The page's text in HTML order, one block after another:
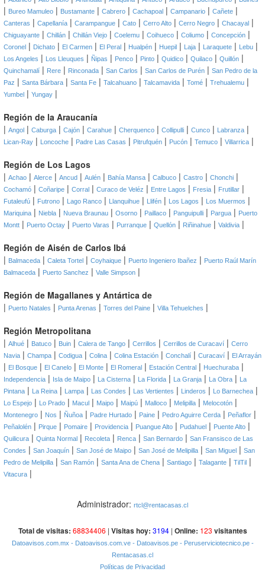
| Bureo Mamuleo | Bustamante | Cabrero | Cachapoal | Campanario | Cañete |
Canteras | Capellanía | Carampangue | Cato | Cerro Alto | Cerro Negro | Chacayal |
Chiguayante | Chillán | Chillán Viejo | Coelemu | Coihueco | Coliumo | Concepción |
Coronel | Dichato | El Carmen | El Peral | Hualpén | Huepil | Laja | Laraquete | Lebu |
Los Angeles | Los Lleuques | Ñipas | Penco | Pinto | Quidico | Quilaco | Quillón |
Quinchamalí | Rere | Rinconada | San Carlos | San Carlos de Purén | San Pedro de la
Paz | Santa Bárbara | Santa Fe | Talcahuano | Talcamavida | Tomé | Trehualemu |
Yumbel | Yungay |
Región de la Araucanía
| Angol | Caburga | Cajón | Carahue | Cherquenco | Collipulli | Cunco | Labranza |
Lican-Ray | Loncoche | Padre Las Casas | Pitrufquén | Pucón | Temuco | Villarrica |
Región de Los Lagos
| Achao | Alerce | Ancud | Aulén | Bahía Mansa | Calbuco | Castro | Chonchi |
Cochamó | Coñaripe | Corral | Curaco de Veléz | Entre Lagos | Fresia | Frutillar |
Futaleufú | Futrono | Lago Ranco | Llanquihue | Llifén | Los Lagos | Los Muermos |
Mariquina | Niebla | Nueva Braunau | Osorno | Paillaco | Panguipulli | Pargua | Puerto
Montt | Puerto Octay | Puerto Varas | Purranque | Quellón | Riñinahue | Valdivia |
Región de Aisén de Carlos Ibá
| Balmaceda | Caleta Tortel | Coyhaique | Puerto Ingeniero Ibañez | Puerto Raúl Marín
Balmaceda | Puerto Sanchez | Valle Simpson |
Región de Magallanes y Antártica de
| Puerto Natales | Punta Arenas | Torres del Paine | Villa Tehuelches |
Región Metropolitana
| Alhué | Batuco | Buin | Calera de Tango | Cerrillos | Cerrillos de Curacaví | Cerro
Navia | Champa | Codigua | Colina | Colina Estación | Conchalí | Curacaví | El Arrayán
| El Bosque | El Canelo | El Monte | El Romeral | Estación Central | Huechuraba |
Independencia | Isla de Maipo | La Cisterna | La Florida | La Granja | La Obra |
La
Pintana | La Reina | Lampa | Las Condes | Las Vertientes | Linderos | Lo Barnechea |
Lo Espejo | Lo Prado | Macul | Maipo | Maipú | Malloco | Melipilla | Melocotón |
Montenegro | Nos | Ñuñoa | Padre Hurtado | Paine | Pedro Aguirre Cerda | Peñaflor |
Peñalolén | Pirque | Pomaire | Providencia | Puangue Alto | Pudahuel | Puente Alto |
Quilicura | Quinta Normal | Recoleta | Renca | San Bernardo | San Fransisco de Las
Condes | San Joaquín | San José de Maipo | San José de Melipilla | San Miguel | San
Pedro de Melipilla | San Ramón | Santa Ana de Chena | Santiago | Talagante | TilTil |
Vitacura |
Administrador: rtcl@rentacasas.cl
Total de visitas: 68834406 | Visitas hoy: 3194| Online: 123 visitantes
Datoavisos.com.mx - Datoavisos.com.ve- Datoavisos.pe- Peruserviciotecnico.pe-
Rentacasas.cl
Políticas de Privacidad